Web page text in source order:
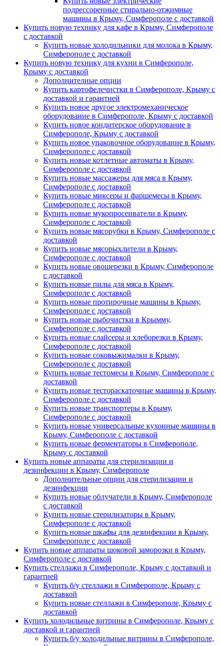
подрессоренные стирально-отжимные
машины в Крыму, Симферополе с доставкой
Купить новую технику для кафе в Крыму, Симферополе
с доставкой
Купить новые холодильники для молока в Крыму,
Симферополе с доставкой
Купить новую технику для кухни в Симферополе,
Крыму с доставкой
Дополнителные опции
Купить картофелечистки в Симферополе, Крыму с
доставкой и гарантией
Купить новое другое электромеханическое
оборудование в Симферополе, Крыму с доставкой
Купить новое кондитерское оборудование в
Симферополе, Крыму с доставкой
Купить новое упаковочное оборудование в Крыму,
Симферополе с доставкой
Купить новые котлетные автоматы в Крыму,
Симферополе с доставкой
Купить новые массажеры для мяса в Крыму,
Симферополе с доставкой
Купить новые миксеры и фаршемесы в Крыму,
Симферополе с доставкой
Купить новые мукопросеиватели в Крыму,
Симферополе с доставкой
Купить новые мясорубки в Крыму, Симферополе с
доставкой
Купить новые мясорыхлители в Крыму,
Симферополе с доставкой
Купить новые овощерезки в Крыму, Симферополе
с доставкой
Купить новые пилы для мяса в Крыму,
Симферополе с доставкой
Купить новые протирочные машины в Крыму,
Симферополе с доставкой
Купить новые рыбочистки в Крымму,
Симферополе с доставкой
Купить новые слайсеры и хлеборезки в Крыму,
Симферополе с доставкой
Купить новые соковыжималки в Крыму,
Симферополе с доставкой
Купить новые тестомесы в Крыму, Симферополе с
доставкой
Купить новые тестораскаточные машины в Крыму,
Симферополе с доставкой
Купить новые транспортеры в Крыму,
Симферополе с доставкой
Купить новые универсальные кухонные машины в
Крыму, Симферополе с доставкой
Купить новые ферментаторы в Симферополе,
Крыму с доставкой
Купить новые аппараты для стерилизации и
дезинфекции в Крыму, Симферополе
Дополнительные опции для стерилизации и
дезинфекции
Купить новые облучатели в Крыму, Симферополе
с доставкой
Купить новые стерилизаторы в Крыму,
Симферополе с доставкой
Купить новые шкафы для дезинфекции в Крыму,
Симферополе с доставкой
Купить новые аппараты шоковой заморозки в Крыму,
Симферополе с доставкой
Купить стеллажи в Симферополе, Крыму с доставкой и
гарантией
Купить б/у стеллажи в Симферополе, Крыму с
доставкой
Купить новые стеллажи в Симферополе, Крыму с
доставкой
Купить холодильные витрины в Симферополе, Крыму с
доставкой и гарантией
Купить б/у холодильные витрины в Симферополе,